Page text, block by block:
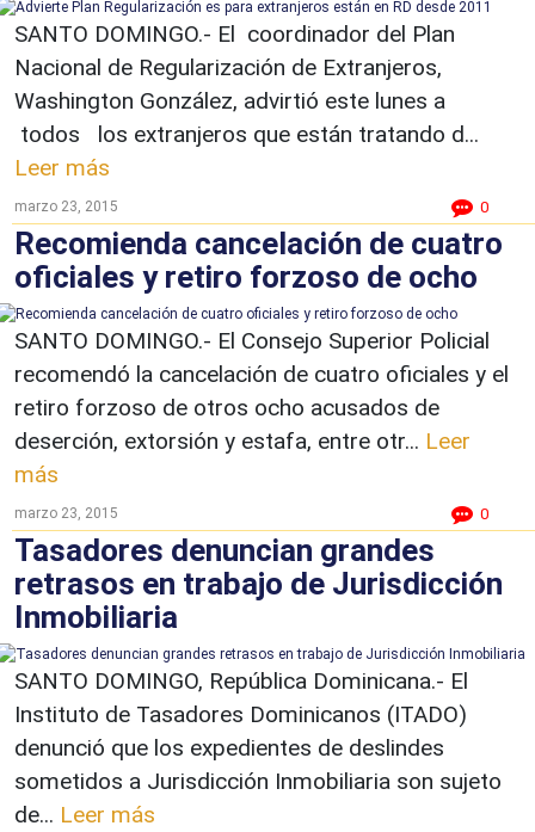
SANTO DOMINGO.- El coordinador del Plan
Nacional de Regularización de Extranjeros,
Washington González, advirtió este lunes a
todos los extranjeros que están tratando d...
Leer más
marzo 23, 2015 0
Recomienda cancelación de cuatro
oficiales y retiro forzoso de ocho
SANTO DOMINGO.- El Consejo Superior Policial
recomendó la cancelación de cuatro oficiales y el
retiro forzoso de otros ocho acusados de
deserción, extorsión y estafa, entre otr... Leer
más
marzo 23, 2015 0
Tasadores denuncian grandes
retrasos en trabajo de Jurisdicción
Inmobiliaria
SANTO DOMINGO, República Dominicana.- El
Instituto de Tasadores Dominicanos (ITADO)
denunció que los expedientes de deslindes
sometidos a Jurisdicción Inmobiliaria son sujeto
de... Leer más